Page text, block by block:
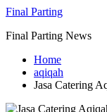
Skip
content
Final Parting
Final Parting News
Home
aqiqah
Jasa Catering